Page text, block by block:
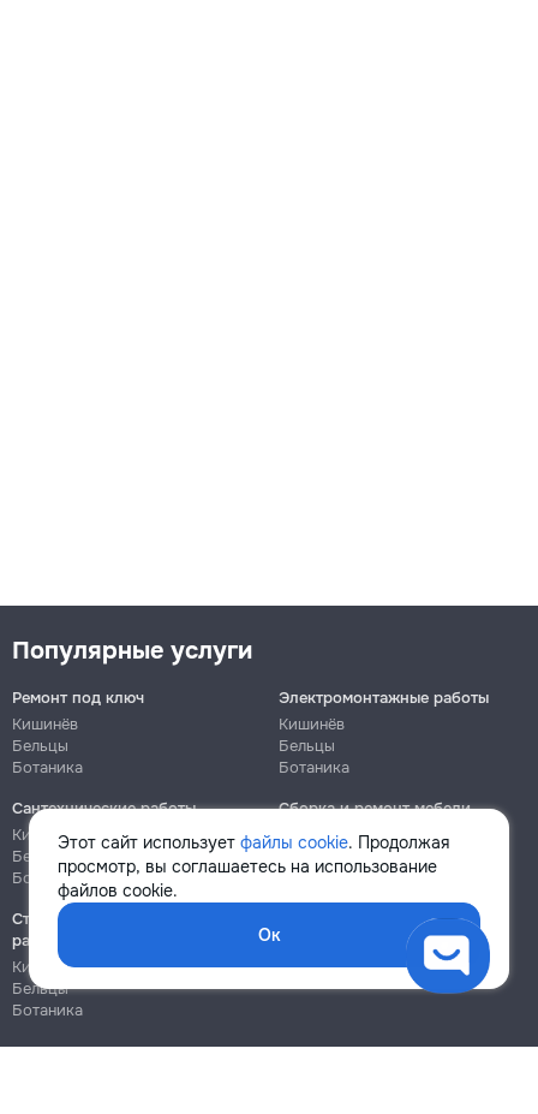
Этот сайт использует файлы cookie. Продолжая
просмотр, вы соглашаетесь на использование
файлов cookie.
Ок
Популярные услуги
Ремонт под ключ
Кишинёв
Бельцы
Ботаника
Электромонтажные работы
Кишинёв
Бельцы
Ботаника
Сантехнические работы
Кишинёв
Бельцы
Ботаника
Сборка и ремонт мебели
Кишинёв
Ботаника
Строительно-монтажные
работы
Кишинёв
Бельцы
Ботаника